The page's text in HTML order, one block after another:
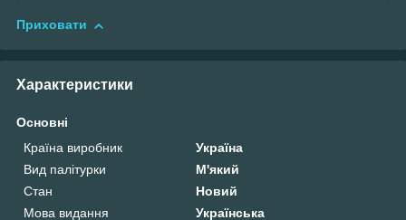
Приховати
Характеристики
Основні
Країна виробник
Україна
Вид палітурки
М'який
Стан
Новий
Мова видання
Українська